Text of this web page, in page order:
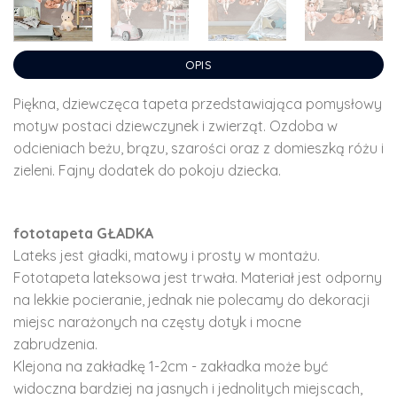
OPIS
Piękna, dziewczęca tapeta przedstawiająca pomysłowy
motyw postaci dziewczynek i zwierząt. Ozdoba w
odcieniach beżu, brązu, szarości oraz z domieszką różu i
zieleni. Fajny dodatek do pokoju dziecka.
fototapeta GŁADKA
Lateks jest gładki, matowy i prosty w montażu.
Fototapeta lateksowa jest trwała. Materiał jest odporny
na lekkie pocieranie, jednak nie polecamy do dekoracji
miejsc narażonych na częsty dotyk i mocne
zabrudzenia.
Klejona na zakładkę 1-2cm - zakładka może być
widoczna bardziej na jasnych i jednolitych miejscach,